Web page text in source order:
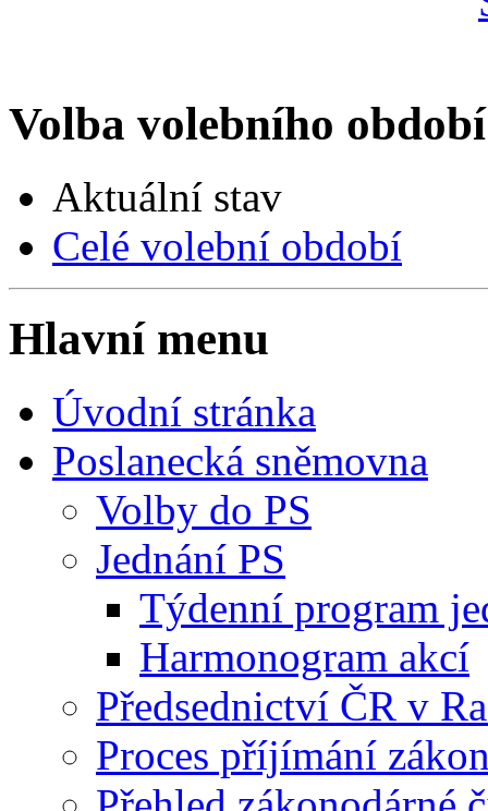
Volba volebního období
Aktuální stav
Celé volební období
Hlavní menu
Úvodní stránka
Poslanecká sněmovna
Volby do PS
Jednání PS
Týdenní program
Harmonogram akcí
Předsednictví ČR v
Proces příjímání